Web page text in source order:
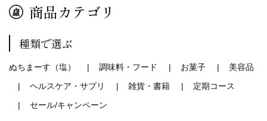
商品カテゴリ
種類で選ぶ
ぬちまーす（塩） 調味料・フード お菓子
美容品
ヘルスケア・サプリ
雑貨・書籍
定期コース
セール/キャンペーン